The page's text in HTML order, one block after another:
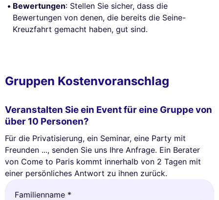
Bewertungen: Stellen Sie sicher, dass die
Bewertungen von denen, die bereits die Seine-
Kreuzfahrt gemacht haben, gut sind.
Gruppen Kostenvoranschlag
Veranstalten Sie ein Event für eine Gruppe von
über 10 Personen?
Für die Privatisierung, ein Seminar, eine Party mit
Freunden ..., senden Sie uns Ihre Anfrage. Ein Berater
von Come to Paris kommt innerhalb von 2 Tagen mit
einer persönliches Antwort zu ihnen zurück.
Familienname *